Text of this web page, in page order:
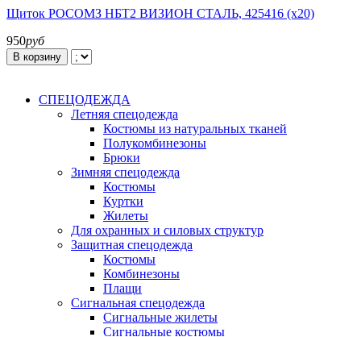
Щиток РОСОМЗ НБТ2 ВИЗИОН СТАЛЬ, 425416 (х20)
950руб
В корзину
СПЕЦОДЕЖДА
Летняя спецодежда
Костюмы из натуральных тканей
Полукомбинезоны
Брюки
Зимняя спецодежда
Костюмы
Куртки
Жилеты
Для охранных и силовых структур
Защитная спецодежда
Костюмы
Комбинезоны
Плащи
Сигнальная спецодежда
Сигнальные жилеты
Сигнальные костюмы